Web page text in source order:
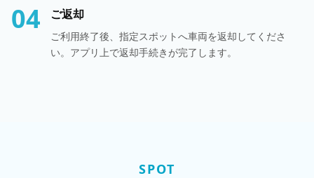
04 ご返却
ご利用終了後、指定スポットへ車両を返却してくださ
い。アプリ上で返却手続きが完了します。
SPOT